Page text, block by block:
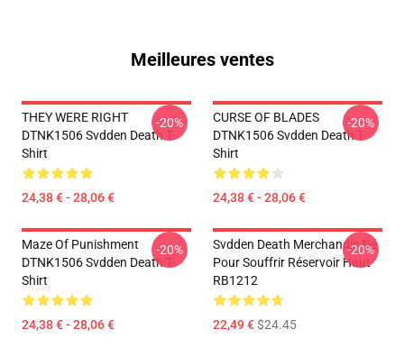
Meilleures ventes
THEY WERE RIGHT
DTNK1506 Svdden Death T-
Shirt
24,38 € - 28,06 €
-20%
CURSE OF BLADES
DTNK1506 Svdden Death T-
Shirt
24,38 € - 28,06 €
-20%
Maze Of Punishment
DTNK1506 Svdden Death T-
Shirt
24,38 € - 28,06 €
-20%
Svdden Death Merchandis Né
Pour Souffrir Réservoir Haut
RB1212
22,49 €$24.45
-20%